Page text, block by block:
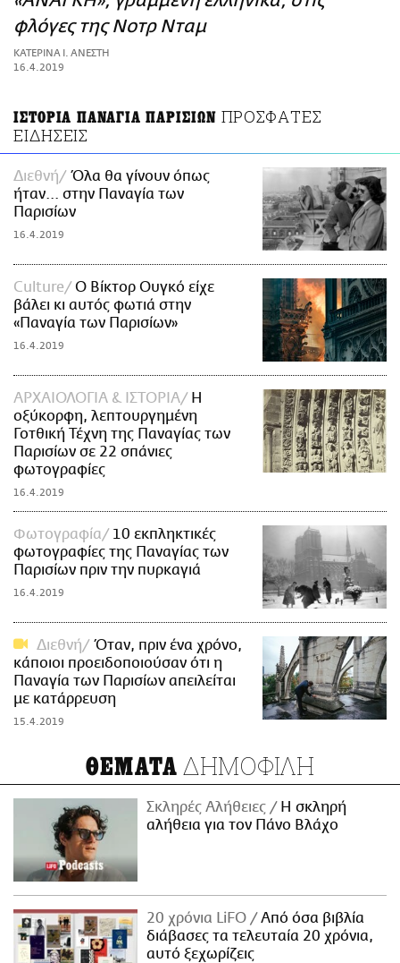
ΑΜΠΑ
PRINT
φλόγες της Νοτρ Νταμ
ΚΑΤΕΡΙΝΑ Ι. ΑΝΕΣΤΗ
16.4.2019
ΙΣΤΟΡΙΑ ΠΑΝΑΓΙΑ ΠΑΡΙΣΙΩΝ ΠΡΟΣΦΑΤΕΣ
ΕΙΔΗΣΕΙΣ
Διεθνή
Όλα θα γίνουν όπως
ήταν... στην Παναγία των
Παρισίων
16.4.2019
Culture
Ο Βίκτορ Ουγκό είχε
βάλει κι αυτός φωτιά στην
«Παναγία των Παρισίων»
16.4.2019
ΑΡΧΑΙΟΛΟΓΙΑ & ΙΣΤΟΡΙΑ
Η
οξύκορφη, λεπτουργημένη
Γοτθική Τέχνη της Παναγίας των
Παρισίων σε 22 σπάνιες
φωτογραφίες
16.4.2019
Φωτογραφία
10 εκπληκτικές
φωτογραφίες της Παναγίας των
Παρισίων πριν την πυρκαγιά
16.4.2019
Διεθνή
Όταν, πριν ένα χρόνο,
κάποιοι προειδοποιούσαν ότι η
Παναγία των Παρισίων απειλείται
με κατάρρευση
15.4.2019
ΘΕΜΑΤΑ ΔΗΜΟΦΙΛΗ
Σκληρές Αλήθειες
H σκληρή
αλήθεια για τον Πάνο Βλάχο
20 χρόνια LiFO
Από όσα βιβλία
διάβασες τα τελευταία 20 χρόνια,
αυτό ξεχωρίζεις